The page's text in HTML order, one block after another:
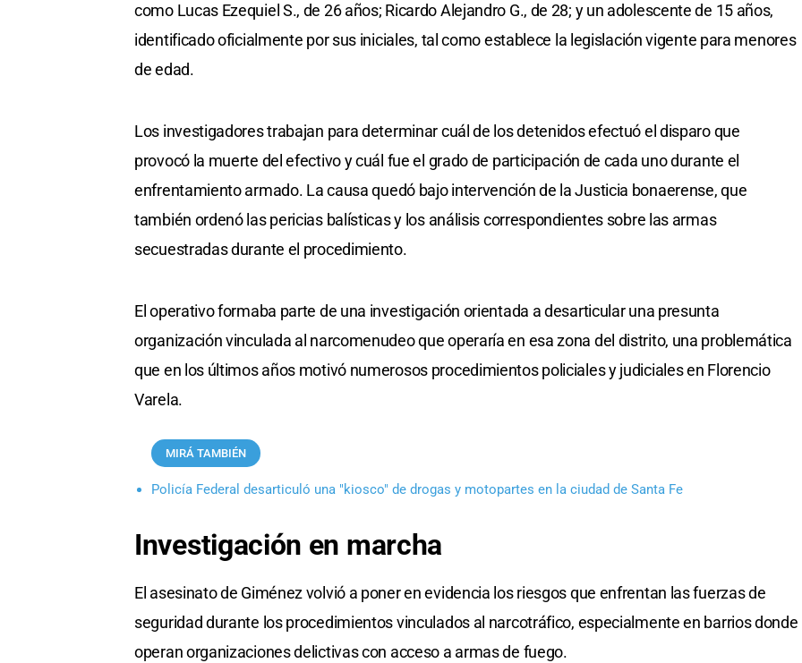
como Lucas Ezequiel S., de 26 años; Ricardo Alejandro G., de 28; y un adolescente de 15 años,
identificado oficialmente por sus iniciales, tal como establece la legislación vigente para menores
de edad.
Los investigadores trabajan para determinar cuál de los detenidos efectuó el disparo que
provocó la muerte del efectivo y cuál fue el grado de participación de cada uno durante el
enfrentamiento armado. La causa quedó bajo intervención de la Justicia bonaerense, que
también ordenó las pericias balísticas y los análisis correspondientes sobre las armas
secuestradas durante el procedimiento.
El operativo formaba parte de una investigación orientada a desarticular una presunta
organización vinculada al narcomenudeo que operaría en esa zona del distrito, una problemática
que en los últimos años motivó numerosos procedimientos policiales y judiciales en Florencio
Varela.
MIRÁ TAMBIÉN
Policía Federal desarticuló una "kiosco" de drogas y motopartes en la ciudad de Santa Fe
Investigación en marcha
El asesinato de Giménez volvió a poner en evidencia los riesgos que enfrentan las fuerzas de
seguridad durante los procedimientos vinculados al narcotráfico, especialmente en barrios donde
operan organizaciones delictivas con acceso a armas de fuego.